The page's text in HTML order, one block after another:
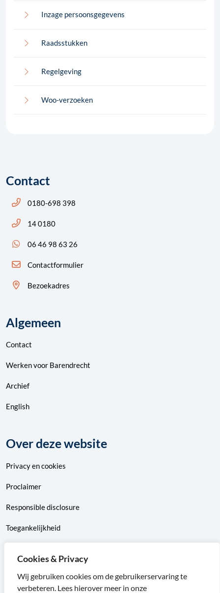
Cookies & Privacy
Wij gebruiken cookies om de gebruikerservaring te
verbeteren. Lees hierover meer in onze
Inzage persoonsgegevens
Raadsstukken
Regelgeving
Woo-verzoeken
Contact
Bel ons: 14 0180
0180-698 398
Bel ons: 14 0180
14 0180
App ons: 06 46 98 63 26 (WhatsApp)
06 46 98 63 26
Contactformulier
Bezoekadres
Algemeen
Contact
Werken voor Barendrecht
Archief
English
Over deze website
Privacyencookies
Proclaimer
Responsible disclosure
Toegankelijkheid